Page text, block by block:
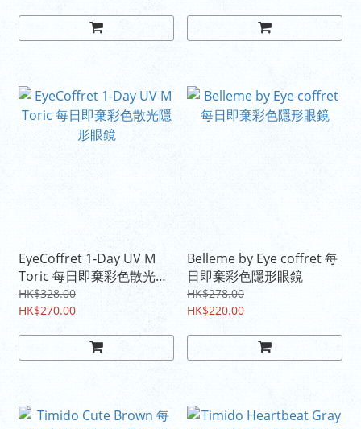
EyeCoffret 1-Day UV M
Toric 每日即棄彩色散光隱
形眼鏡
HK$328.00
HK$270.00
Belleme by Eye coffret 每
日即棄彩色隱形眼鏡
HK$278.00
HK$220.00